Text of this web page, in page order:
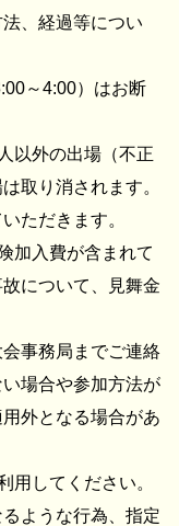
、経過等につい
～4:00）はお断
以外の出場（不正
取り消されます。
ただきます。
加入費が含まれて
について、見舞金
事務局までご連絡
場合や参加方法が
外となる場合があ
用してください。
ような行為、指定